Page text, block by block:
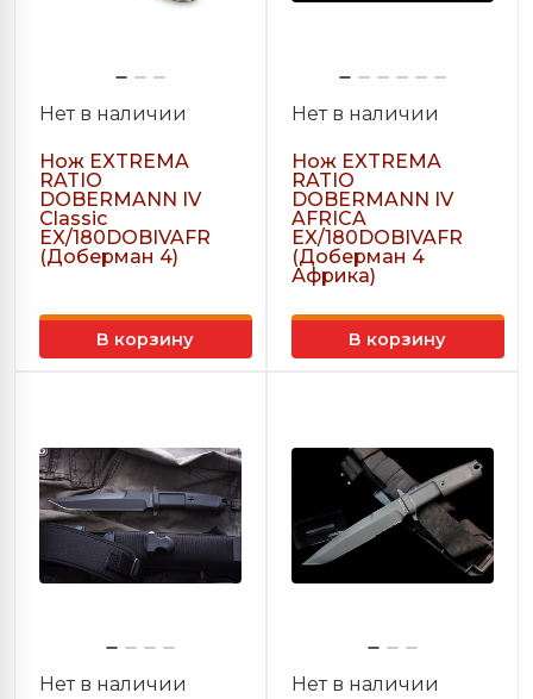
Нет в наличии
Нож EXTREMA
RATIO
DOBERMANN IV
Classic
EX/180DOBIVAFR
(Доберман 4)
В корзину
Нет в наличии
Нож EXTREMA
RATIO
DOBERMANN IV
AFRICA
EX/180DOBIVAFR
(Доберман 4
Африка)
В корзину
Нет в наличии Нет в наличии